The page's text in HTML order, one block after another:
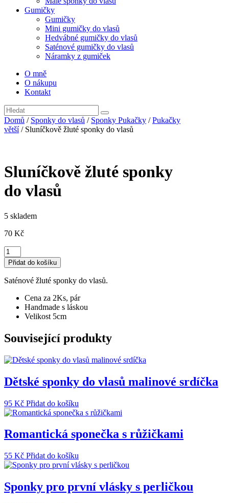
Gumičky
Gumičky
Mini gumičky do vlasů
Hedvábné gumičky do vlasů
Saténové gumičky do vlasů
Náramky z gumiček
O mně
O nákupu
Kontakt
Domů / Sponky do vlasů / Sponky Pukačky /Pukačky
větší/ Sluníčkově žluté sponky do vlasů
Sluníčkově žluté sponky
do vlasů
5 skladem
70 Kč
Sluníčkově
žluté
sponky
do
množství
Přidat do košíku
Saténové žluté sponky do vlasů.
Cena za 2Ks, pár
Handmade s láskou
Velikost 5cm
Související produkty
Dětské sponky do vlasů malinové srdíčka
95 Kč Přidat do košíku
Romantická sponečka s růžičkami
55 Kč Přidat do košíku
Sponky pro první vlásky s perličkou